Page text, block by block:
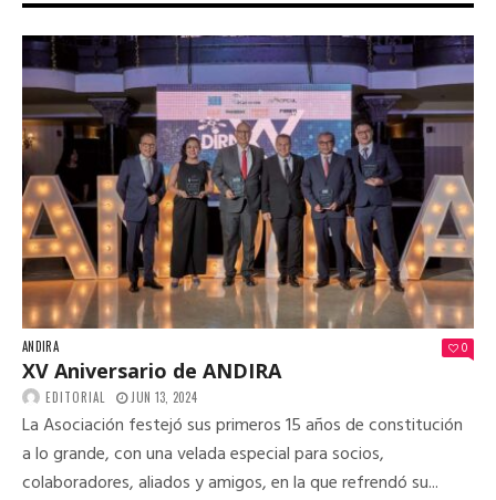
ANDIRA 0
XV Aniversario de ANDIRA
EDITORIAL JUN 13, 2024
La Asociación festejó sus primeros 15 años de constitución
a lo grande, con una velada especial para socios,
colaboradores, aliados y amigos, en la que refrendó su...